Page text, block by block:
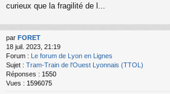
curieux que la fragilité de l...
par FORET
18 juil. 2023, 21:19
Forum : Le forum de Lyon en Lignes
Sujet : Tram-Train de l'Ouest Lyonnais (TTOL)
Réponses : 1550
Vues : 1596075